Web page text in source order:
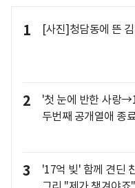
1 [사진]청담동에 뜬
2
'첫 눈에 반한 사랑
두번째 공개열애 종
3
'17억 빚' 함께 견딘